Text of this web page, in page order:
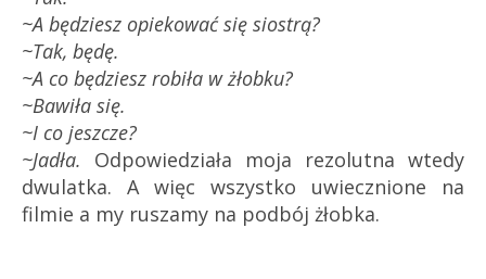
~A będziesz opiekować się siostrą?
~Tak, będę.
~A co będziesz robiła w żłobku?
~Bawiła się.
~I co jeszcze?
~Jadła. Odpowiedziała moja rezolutna wtedy
dwulatka. A więc wszystko uwiecznione na
filmie a my ruszamy na podbój żłobka.